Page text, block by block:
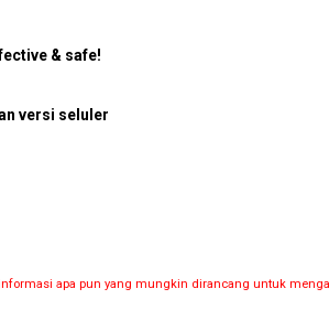
& safe!
versi seluler
apa pun yang mungkin dirancang untuk